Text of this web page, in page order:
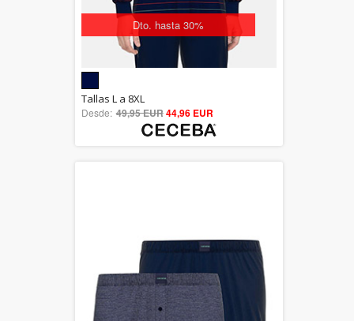
Dto. hasta 30%
out of 5
Tallas L a 8XL
Desde: 49,95 EUR44,96 EUR